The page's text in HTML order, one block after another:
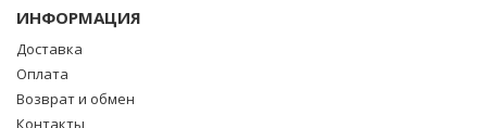
ИНФОРМАЦИЯ
Доставка
Оплата
Возврат и обмен
Контакты